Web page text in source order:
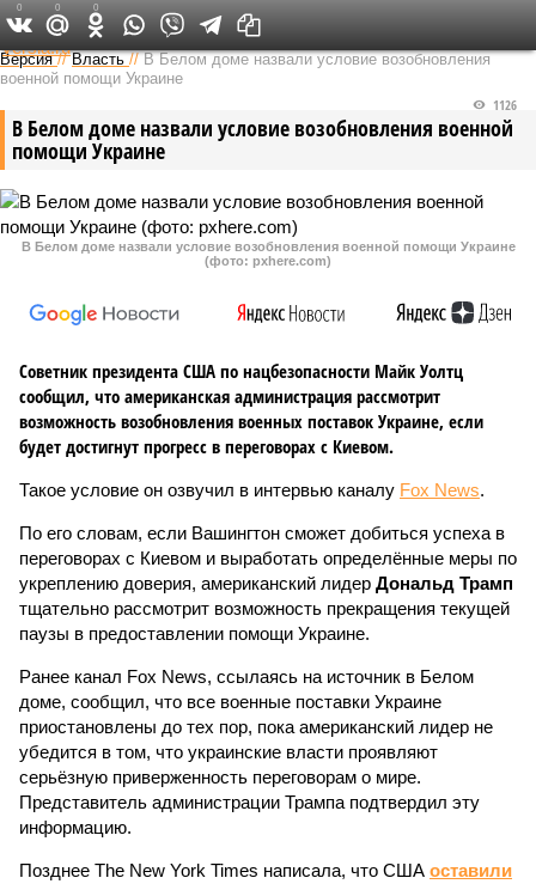
Федеральный выпуск
Версия //Власть //В Белом доме назвали условие возобновления
военной помощи Украине
В Белом доме назвали условие возобновления военной
помощи Украине
1126
В Белом доме назвали условие возобновления военной помощи Украине
(фото: pxhere.com)
Советник президента США по нацбезопасности Майк Уолтц
сообщил, что американская администрация рассмотрит
возможность возобновления военных поставок Украине, если
будет достигнут прогресс в переговорах с Киевом.
Такое условие он озвучил в интервью каналу Fox News.
По его словам, если Вашингтон сможет добиться успеха в
переговорах с Киевом и выработать определённые меры по
укреплению доверия, американский лидер Дональд Трамп
тщательно рассмотрит возможность прекращения текущей
паузы в предоставлении помощи Украине.
Ранее канал Fox News, ссылаясь на источник в Белом
доме, сообщил, что все военные поставки Украине
приостановлены до тех пор, пока американский лидер не
убедится в том, что украинские власти проявляют
серьёзную приверженность переговорам о мире.
Представитель администрации Трампа подтвердил эту
информацию.
Позднее The New York Times написала, что США оставили
0 0 0